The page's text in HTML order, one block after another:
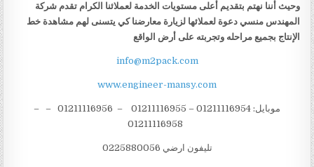
وحيث أننا نهتم بتقديم أعلى مستويات الخدمة لعملائنا الكرام تقدم شركة
المهندس منسي دعوة لعملائها لزيارة معارضنا كي يتسنى لهم مشاهدة خط
الإنتاج بجميع مراحله وتجربته على أرض الواقع
info@m2pack.com
www.engineer-mansy.com
موبايل: 01211116954 – 01211116955 – 01211116956 – –
تليفون ارضي 0225880056